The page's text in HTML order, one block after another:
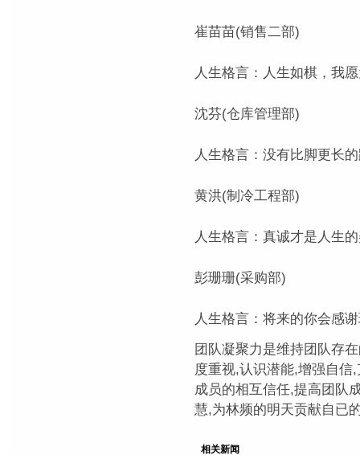
崔苗苗(销售二部)
人生格言：人生如棋，我
沈芬(仓库管理部)
人生格言：没有比脚更长
黄洪(制冷工程部)
人生格言：真诚才是人生
彭珊珊(采购部)
人生格言：将来的你会感
团队凝聚力是维持团队存
度重视,认识潜能,增强自信
成员的相互信任,提高团队
慧,为林频的明天贡献自已
相关新闻